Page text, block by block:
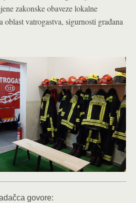
zakonske obaveze lokalne
oblast vatrogastva, sigurnosti građana
govore: